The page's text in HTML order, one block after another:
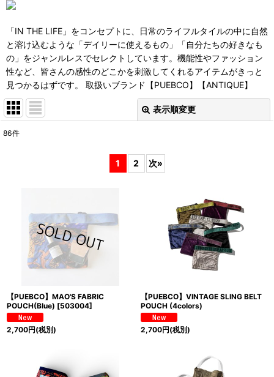
「IN THE LIFE」をコンセプトに、日常のライフルタイルの中に自然
と溶け込むような「デイリーに使えるもの」「自分たちの好きなも
の」をジャンルレスでセレクトしています。機能性やファッション
性など、皆さんの感性のどこかを刺激してくれるアイテムがきっと
見つかるはずです。 取扱いブランド【PUEBCO】【ANTIQUE】
表示順変更
サブカテゴリ
並び順:
86件
1 2 次»
【PUEBCO】MAO'S FABRIC
POUCH(Blue) [503004]
2,700円(税別)
【PUEBCO】VINTAGE SLING BELT
POUCH (4colors)
2,700円(税別)